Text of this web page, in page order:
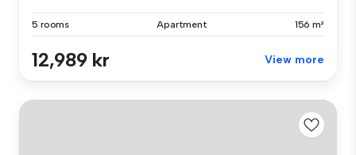
5 rooms Apartment 156 m²
12,989 kr View more